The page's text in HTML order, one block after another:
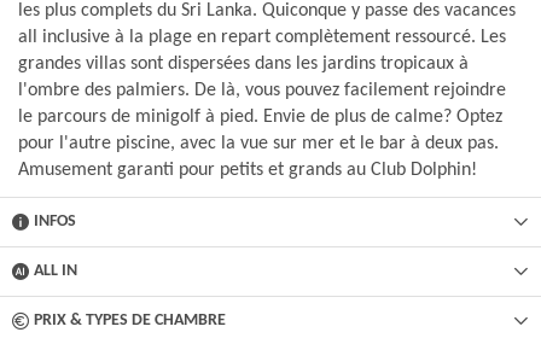
les plus complets du Sri Lanka. Quiconque y passe des vacances
all inclusive à la plage en repart complètement ressourcé. Les
grandes villas sont dispersées dans les jardins tropicaux à
l'ombre des palmiers. De là, vous pouvez facilement rejoindre
le parcours de minigolf à pied. Envie de plus de calme? Optez
pour l'autre piscine, avec la vue sur mer et le bar à deux pas.
Amusement garanti pour petits et grands au Club Dolphin!
INFOS
ALL IN
PRIX & TYPES DE CHAMBRE